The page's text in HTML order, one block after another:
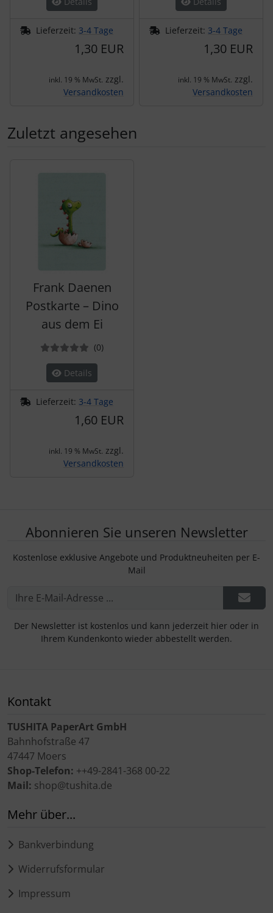
Lieferzeit: 3-4 Tage
1,30 EUR
inkl. 19 % MwSt. zzgl.
Versandkosten
Lieferzeit: 3-4 Tage
1,30 EUR
inkl. 19 % MwSt. zzgl.
Versandkosten
Zuletzt angesehen
Frank Daenen
Postkarte – Dino
aus dem Ei
(0Bewertungen
)
Details
Lieferzeit: 3-4 Tage
1,60 EUR
inkl. 19 % MwSt. zzgl.
Versandkosten
Abonnieren Sie unseren Newsletter
Kostenlose exklusive Angebote und Produktneuheiten per E-
Mail
Der Newsletter ist kostenlos und kann jederzeit hier oder in
Ihrem Kundenkonto wieder abbestellt werden.
Kontakt
TUSHITA PaperArt GmbH
Bahnhofstraße 47
47447 Moers
Shop-Telefon: ++49-2841-368 00-22
Mail: shop@tushita.de
Mehr über...
Bankverbindung
Widerrufsformular
Impressum